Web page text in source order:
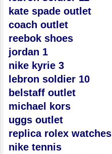
kate spade outlet
coach outlet
reebok shoes
jordan 1
nike kyrie 3
lebron soldier 10
belstaff outlet
michael kors
uggs outlet
replica rolex watches
nike tennis